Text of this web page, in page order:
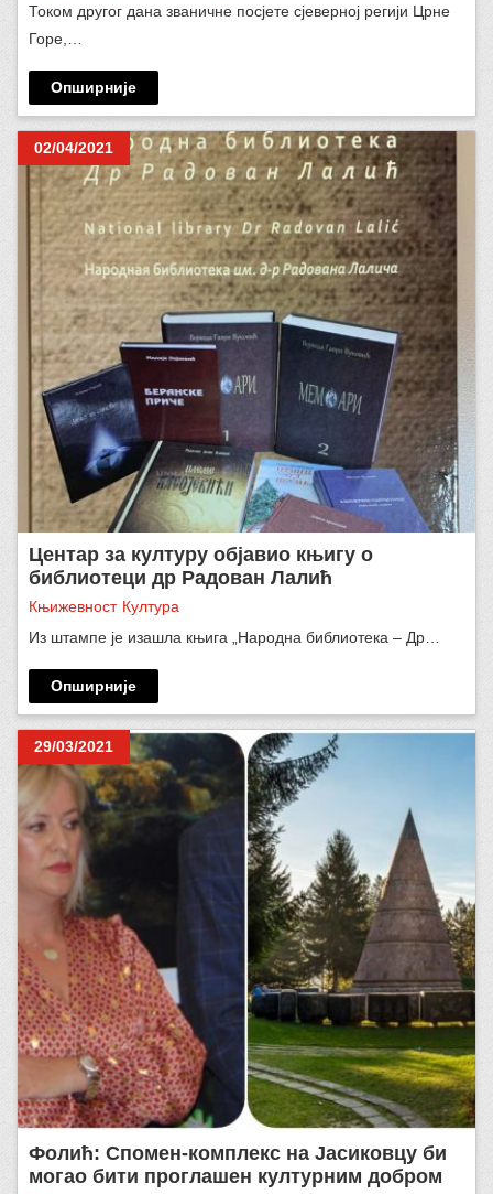
Током другог дана званичне посјете сјеверној регији Црне
Горе,…
Опширније
02/04/2021
Центар за културу објавио књигу о
библиотеци др Радован Лалић
Књижевност Култура
Из штампе је изашла књига „Народна библиотека – Др…
Опширније
29/03/2021
Фолић: Спомен-комплекс на Јасиковцу би
могао бити проглашен културним добром